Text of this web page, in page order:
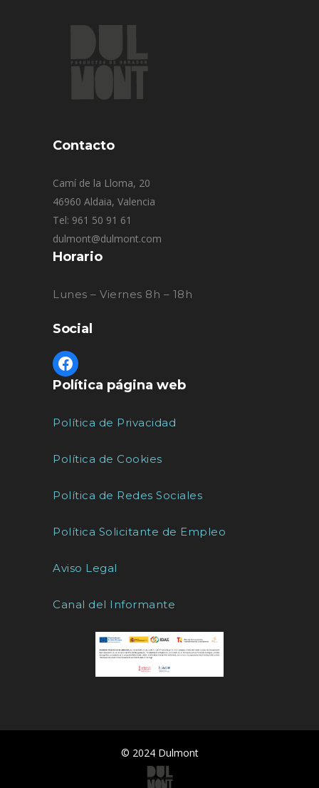
Contacto
Camí de la Lloma, 20
46960 Aldaia, Valencia
Tel: 961 50 91 61
dulmont@dulmont.com
Horario
Lunes – Viernes 8h – 18h
Social
Política página web
Política de Privacidad
Política de Cookies
Política de Redes Sociales
Política Solicitante de Empleo
Aviso Legal
Canal del Informante
© 2024 Dulmont